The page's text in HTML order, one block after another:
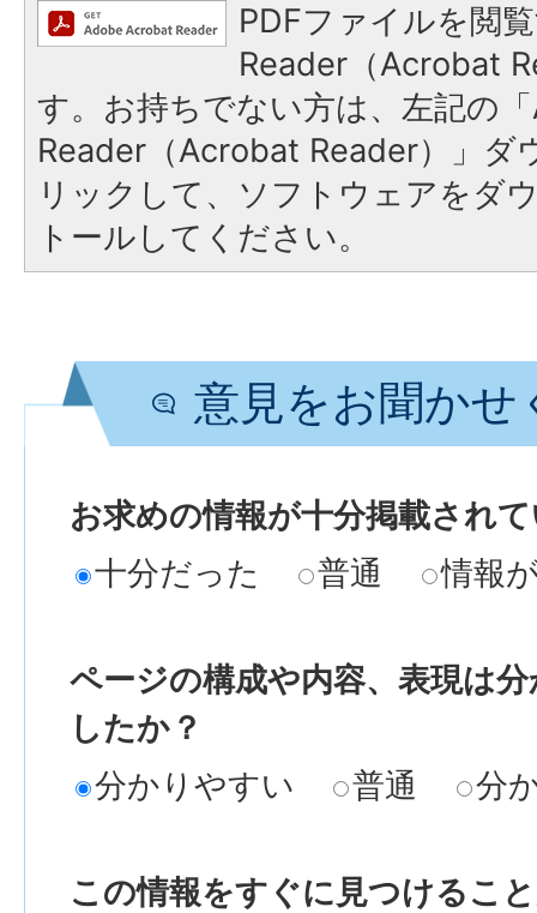
PDFファイルを閲
Reader（Acrobat
す。お持ちでない方は、左記の
Reader（Acrobat Reader）」ダ
リックして、ソフトウェアをダ
トールしてください。
意見をお聞かせ
お求めの情報が十分掲載され
十分だった
普通 情報
ページの構成や内容、表現は
したか？
分かりやすい
普通 分
この情報をすぐに見つけるこ